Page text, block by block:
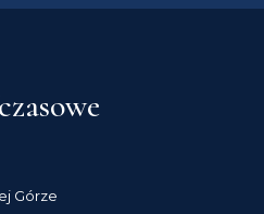
Górze